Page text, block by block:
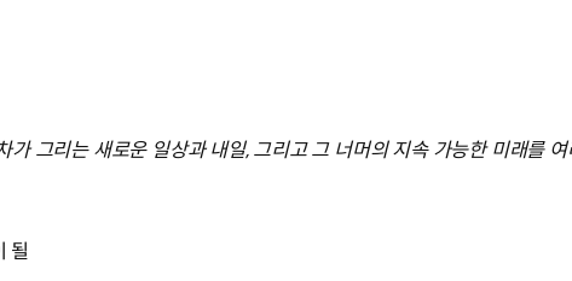
그리는 새로운 일상과 내일, 그리고 그 너머의 지속 가능한 미래를
될